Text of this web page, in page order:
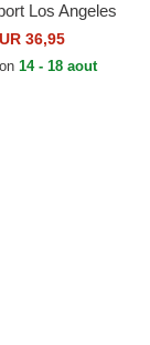
Los Angeles
New Era
36,95
14 - 18 aout